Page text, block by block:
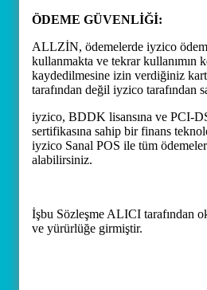
ÖDEME GÜVENLİĞİ:
ALLZİN, ödemelerde iyzico
kullanmakta ve tekrar kullanımın
kaydedilmesine izin verdiğiniz
tarafından değil iyzico tarafından
iyzico, BDDK lisansına ve PCI-
sertifikasına sahip bir finans
iyzico Sanal POS ile tüm
alabilirsiniz.
İşbu Sözleşme ALICI tarafından
ve yürürlüğe girmiştir.